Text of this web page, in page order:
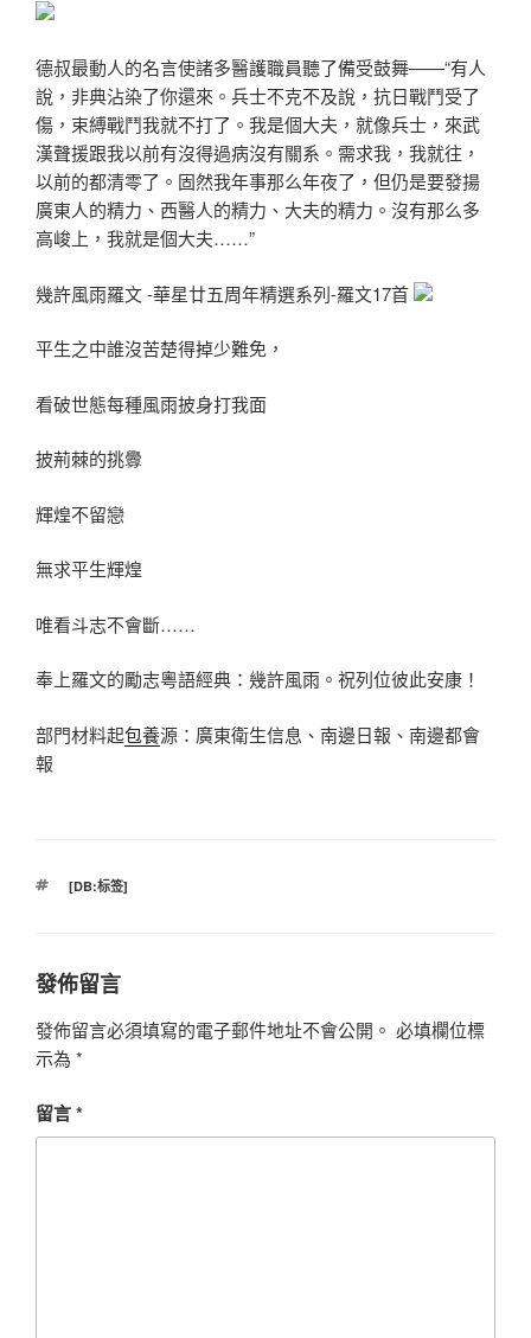
德叔最動人的名言使諸多醫護職員聽了備受鼓舞——“有人
說，非典沾染了你還來。兵士不克不及說，抗日戰鬥受了
傷，束縛戰鬥我就不打了。我是個大夫，就像兵士，來武
漢聲援跟我以前有沒得過病沒有關系。需求我，我就往，
以前的都清零了。固然我年事那么年夜了，但仍是要發揚
廣東人的精力、西醫人的精力、大夫的精力。沒有那么多
高峻上，我就是個大夫……”
幾許風雨羅文 -華星廿五周年精選系列-羅文17首
平生之中誰沒苦楚得掉少難免，
看破世態每種風雨披身打我面
披荊棘的挑釁
輝煌不留戀
無求平生輝煌
唯看斗志不會斷……
奉上羅文的勵志粵語經典：幾許風雨。祝列位彼此安康！
部門材料起包養源：廣東衛生信息、南邊日報、南邊都會
報
標
[DB:标签]
發佈留言
發佈留言必須填寫的電子郵件地址不會公開。 必填欄位標
示為 *
留言*